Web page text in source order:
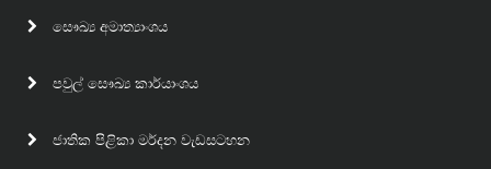
සෞඛ්‍ය අමාත්‍යාංශය
පවුල් සෞඛ්‍ය කාර්යාංශය
ජාතික පිළිකා මර්දන වැඩසටහන